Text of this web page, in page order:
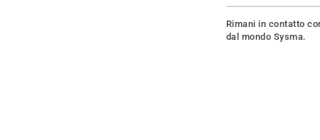
l'e-
mail
Rimani in contatto
dal mondo Sysma.